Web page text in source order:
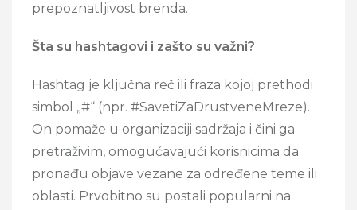
prepoznatljivost brenda.
Šta su hashtagovi i zašto su važni?
Hashtag je ključna reč ili fraza kojoj prethodi
simbol „#“ (npr. #SavetiZaDrustveneMreze).
On pomaže u organizaciji sadržaja i čini ga
pretraživim, omogućavajući korisnicima da
pronađu objave vezane za određene teme ili
oblasti. Prvobitno su postali popularni na